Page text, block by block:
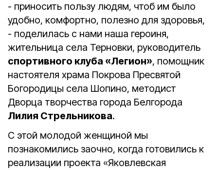
- приносить пользу людям, чтоб им было
удобно, комфортно, полезно для здоровья,
- поделилась с нами наша героиня,
жительница села Терновки, руководитель
спортивного клуба «Легион», помощник
настоятеля храма Покрова Пресвятой
Богородицы села Шопино, методист
Дворца творчества города Белгорода
Лилия Стрельникова.
С этой молодой женщиной мы
познакомились заочно, когда готовились к
реализации проекта «Яковлевская